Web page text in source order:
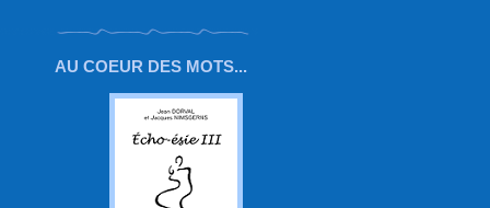
AU COEUR DES MOTS...